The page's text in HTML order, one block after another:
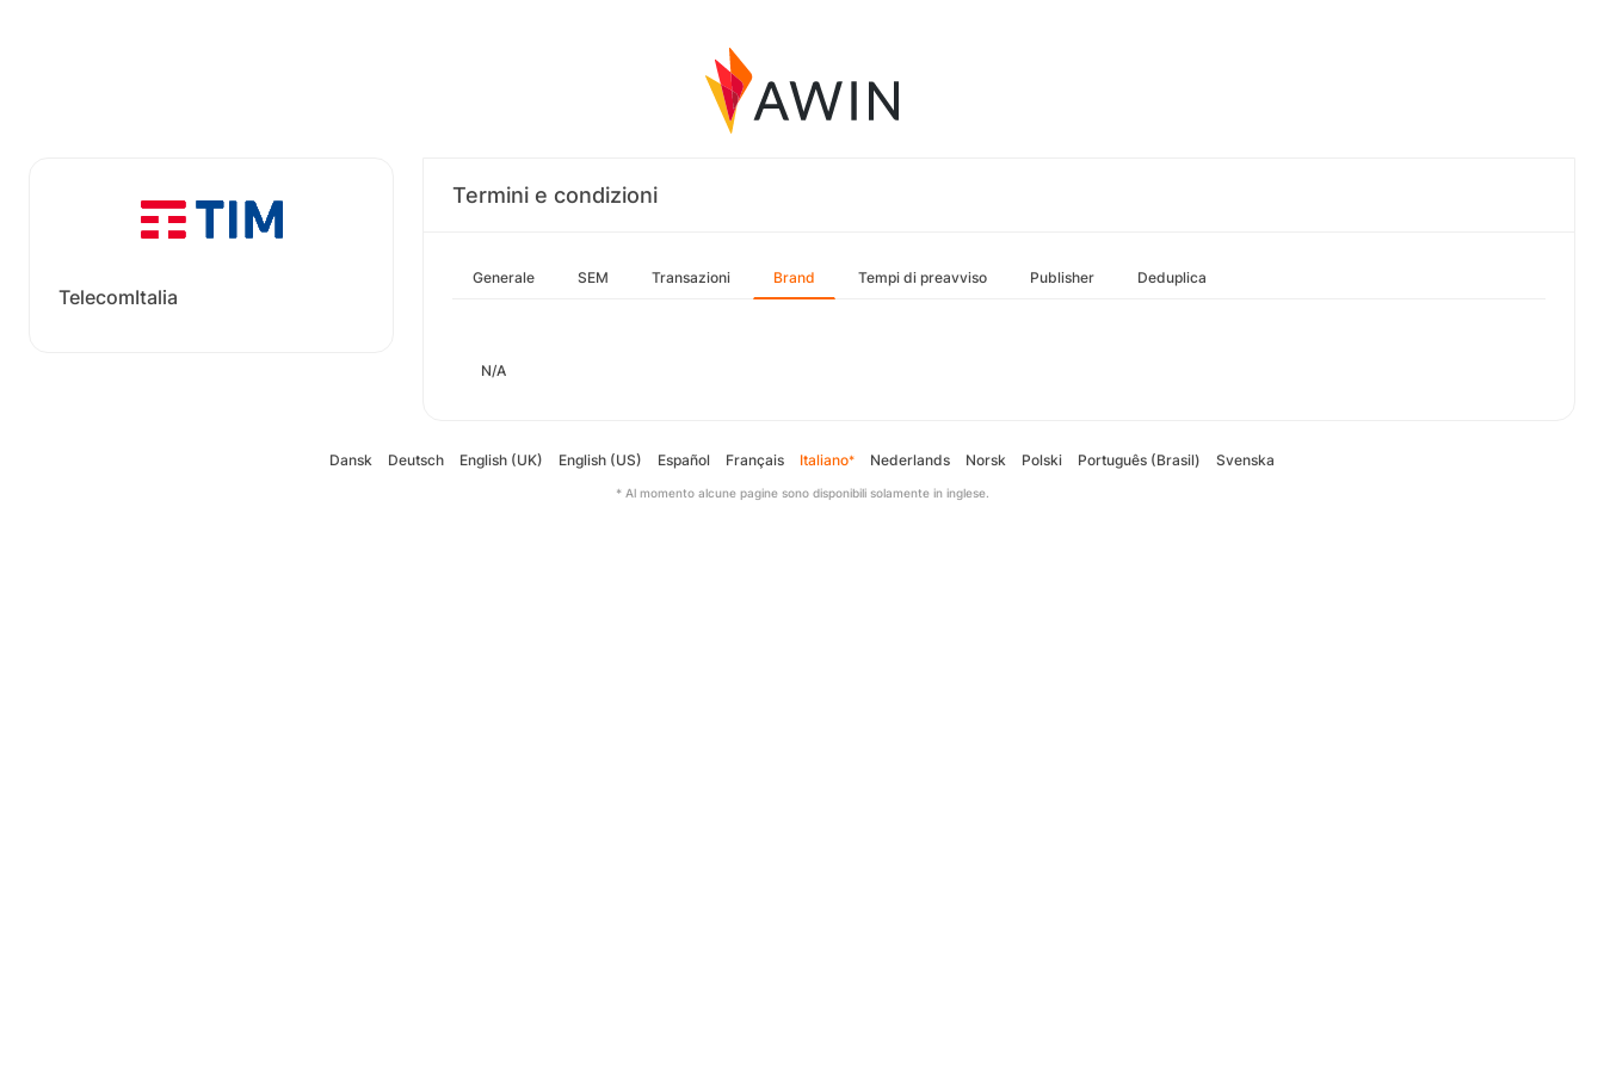
TelecomItalia
Termini e condizioni
Generale SEM Transazioni Brand Tempi di preavviso Publisher Deduplica
N/A
Dansk Deutsch English (UK) English (US) Español Français Italiano* Nederlands Norsk Polski Português (Brasil) Svenska
* Al momento alcune pagine sono disponibili solamente in inglese.